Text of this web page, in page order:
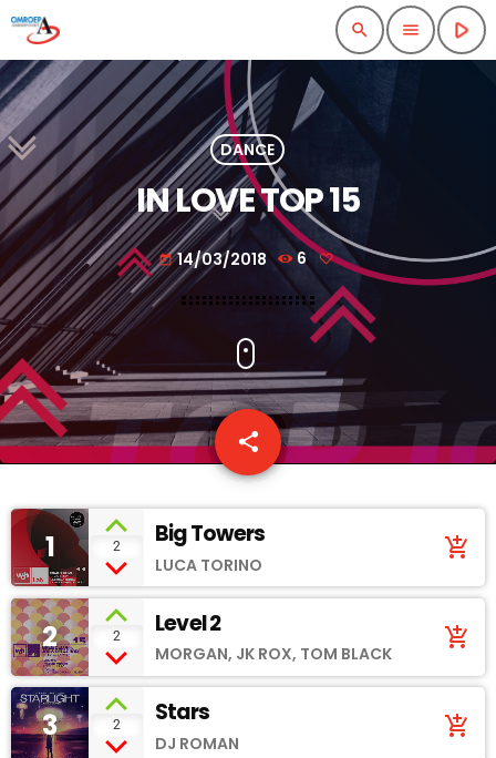
search menu play_arrow
DANCE
IN LOVE TOP 15
today 14/03/2018 6
share
email
1 2 Big Towers
LUCA TORINO
add_shopping_cart
2 2 Level 2
MORGAN, JK ROX, TOM BLACK
add_shopping_cart
3 2 Stars
DJ ROMAN
add_shopping_cart